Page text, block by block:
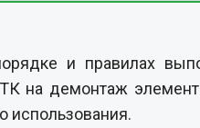
и правилах
на демонтаж
использования.